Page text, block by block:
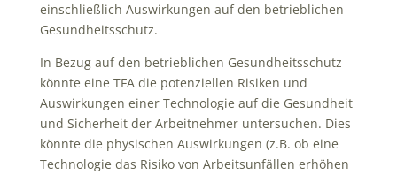
einschließlich Auswirkungen auf den betrieblichen
Gesundheitsschutz.
In Bezug auf den betrieblichen Gesundheitsschutz
könnte eine TFA die potenziellen Risiken und
Auswirkungen einer Technologie auf die Gesundheit
und Sicherheit der Arbeitnehmer untersuchen. Dies
könnte die physischen Auswirkungen (z.B. ob eine
Technologie das Risiko von Arbeitsunfällen erhöhen